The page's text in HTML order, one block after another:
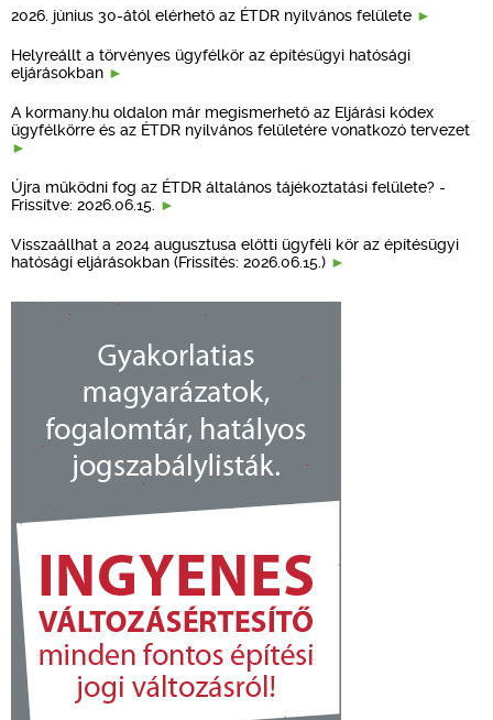
2026. június 30-ától elérhető az ÉTDR nyilvános felülete
Helyreállt a törvényes ügyfélkör az építésügyi hatósági
eljárásokban
A kormany.hu oldalon már megismerhető az Eljárási kódex
ügyfélkörre és az ÉTDR nyilvános felületére vonatkozó tervezet
Újra működni fog az ÉTDR általános tájékoztatási felülete? -
Frissítve: 2026.06.15.
Visszaállhat a 2024 augusztusa előtti ügyféli kör az építésügyi
hatósági eljárásokban (Frissítés: 2026.06.15.)